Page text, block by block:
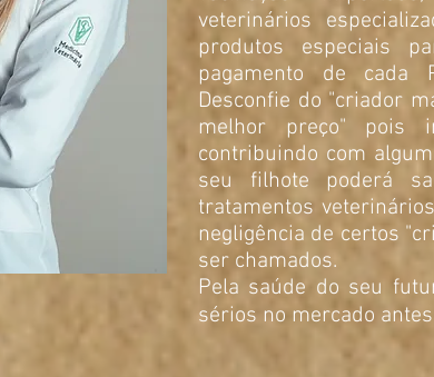
veterinários
produtos especiais
pagamento de cada
Desconfie do "criador
melhor preço" pois
contribuindo com
seu filhote poderá
tratamentos
negligência de certos
ser chamados.
Pela saúde do seu
sérios no mercado